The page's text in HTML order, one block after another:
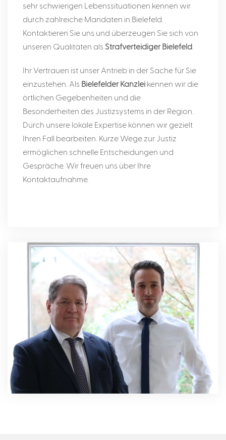
sehr schwierigen Lebenssituationen kennen wir
durch zahlreiche Mandaten in Bielefeld.
Kontaktieren Sie uns und überzeugen Sie sich von
unseren Qualitäten als Strafverteidiger Bielefeld
Ihr Vertrauen ist unser Antrieb in der Sache für Sie
einzustehen. Als Bielefelder Kanzlei kennen wir die
örtlichen Gegebenheiten und die
Besonderheiten des Justizsystems in der Region.
Durch unsere lokale Expertise können wir gezielt
Ihren Fall bearbeiten. Kurze Wege zur Justiz
ermöglichen schnelle Entscheidungen und
Gespräche. Wir freuen uns über Ihre
Kontaktaufnahme.